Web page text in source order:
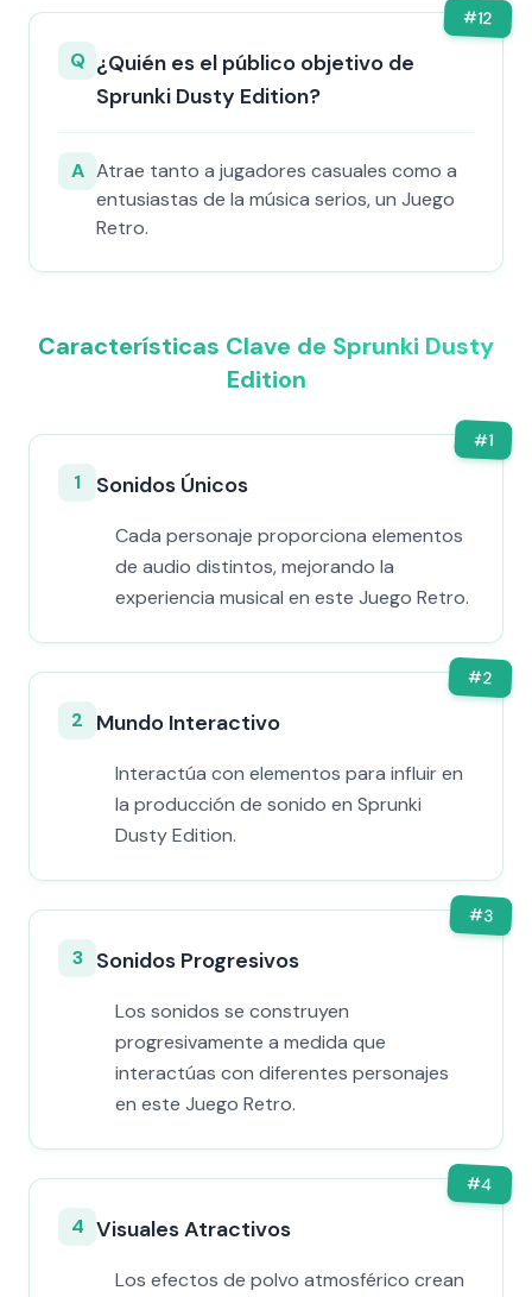
#12
Q ¿Quién es el público objetivo de
Sprunki Dusty Edition?
A Atrae tanto a jugadores casuales como a
entusiastas de la música serios, un Juego
Retro.
Características Clave de Sprunki Dusty
Edition
#1
1 Sonidos Únicos
Cada personaje proporciona elementos
de audio distintos, mejorando la
experiencia musical en este Juego Retro.
#2
2 Mundo Interactivo
Interactúa con elementos para influir en
la producción de sonido en Sprunki
Dusty Edition.
#3
3 Sonidos Progresivos
Los sonidos se construyen
progresivamente a medida que
interactúas con diferentes personajes
en este Juego Retro.
#4
4 Visuales Atractivos
Los efectos de polvo atmosférico crean